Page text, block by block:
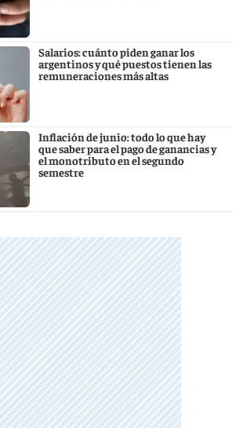
Salarios: cuánto piden ganar los
argentinos y qué puestos tienen las
remuneraciones más altas
Inflación de junio: todo lo que hay
que saber para el pago de ganancias y
el monotributo en el segundo
semestre